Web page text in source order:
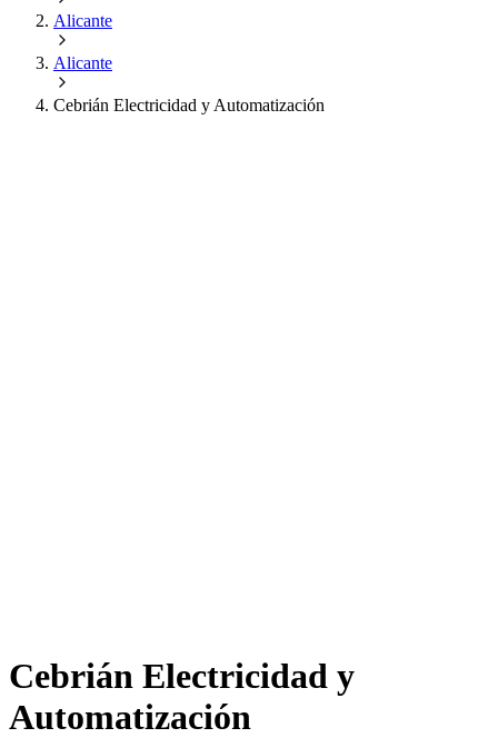
Alicante
Alicante
Cebrián Electricidad y Automatización
Cebrián Electricidad y
Automatización